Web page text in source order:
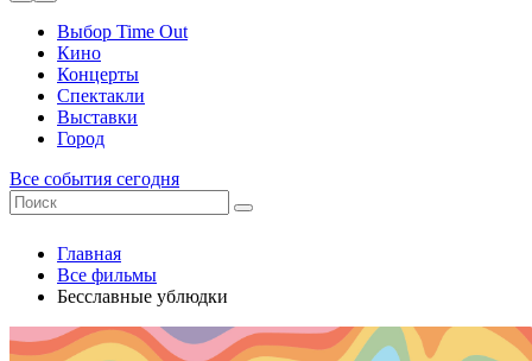
Выбор Time Out
Кино
Концерты
Спектакли
Выставки
Город
Все события сегодня
Главная
Все фильмы
Бесславные ублюдки